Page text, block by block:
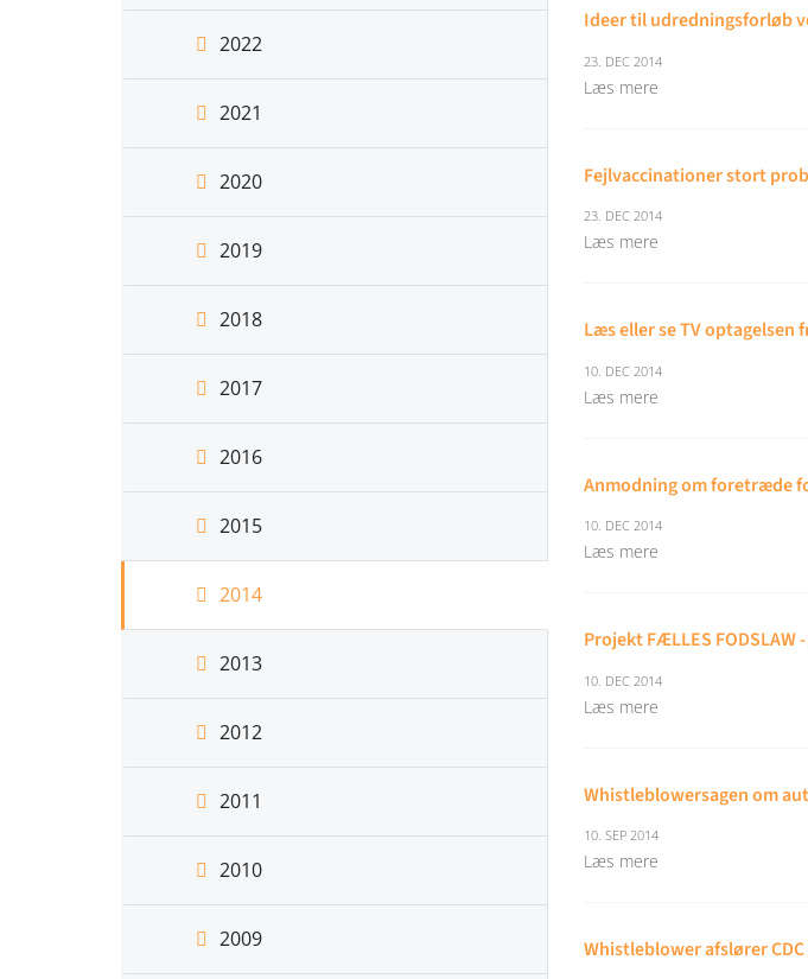
2022
2021
2020
2019
2018
2017
2016
2015
2014
2013
2012
2011
2010
2009
Ideer til udredningsforløb
23. DEC 2014
Læs mere
Fejlvaccinationer stort
23. DEC 2014
Læs mere
Læs eller se TV optagelsen
10. DEC 2014
Læs mere
Anmodning om foretræde
10. DEC 2014
Læs mere
Projekt FÆLLES FODSLAW
10. DEC 2014
Læs mere
Whistleblowersagen om
10. SEP 2014
Læs mere
Whistleblower afslører